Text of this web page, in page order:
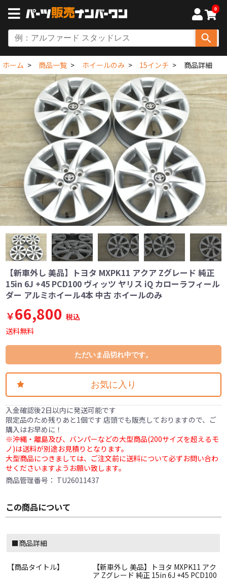
0
ホーム 商品一覧 ホイールのみ 15インチ 商品詳細
【新車外し 美品】トヨタ MXPK11 アクア Zグレード 純正
15in 6J +45 PCD100 ヴィッツ ヤリス iQ カローラフィール
ダー アルミホイール4本 中古 ホイールのみ
￥66,800 税込
送料無料
ただいま品切れ中です。
お気に入り
入金確認後2日以内に発送可能です
限定品のため残りあと1個です 店頭でも販売しておりますので、ご
購入はお早めに！
※沖縄・離島及び、バンパーなどの大型商品(200サイズを超えるモ
ノ)は送料が別途お見積りとなります。
大型商品につきましては、ご注文前に送料について必ずお問い合わ
せくださいますようお願い致します。
商品管理番号： TU26011437
この商品について
■商品詳細
【商品タイトル】
【新車外し 美品】トヨタ MXPK11 アク
ア Zグレード 純正 15in 6J +45 PCD100